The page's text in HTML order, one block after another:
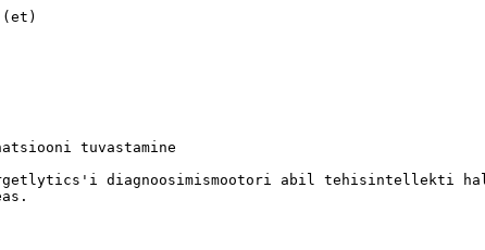
(et)
tuvastamine
diagnoosimismootori abil tehisintellekti